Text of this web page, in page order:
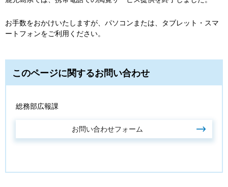
お手数をおかけいたしますが、パソコンまたは、タブレット・スマ
ートフォンをご利用ください。
このページに関するお問い合わせ
総務部広報課